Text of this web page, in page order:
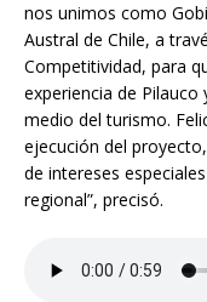
nos unimos como
Austral de Chile, a
Competitividad, para
experiencia de
medio del turismo.
ejecución del
de intereses
regional”, precisó.